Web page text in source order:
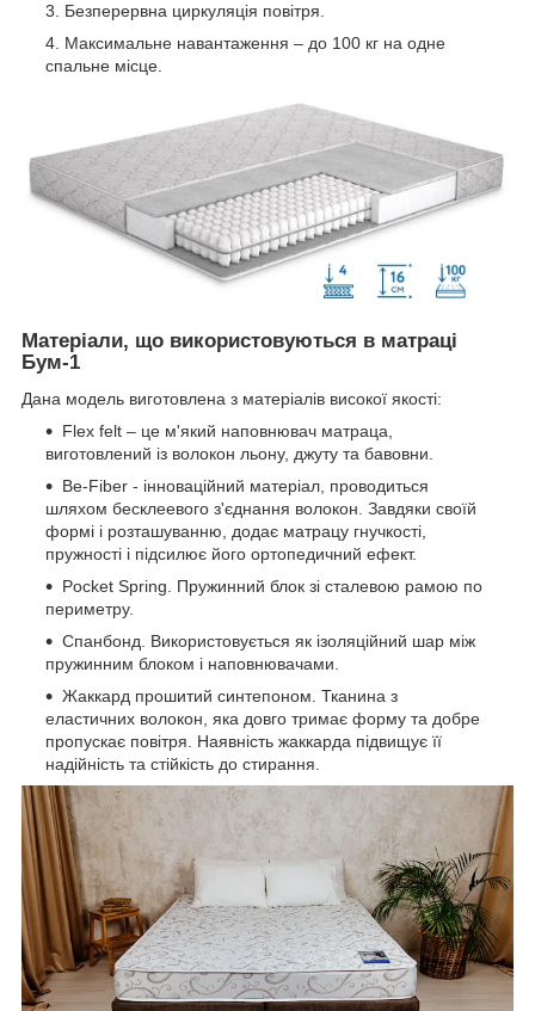
Безперервна циркуляція повітря.
Максимальне навантаження – до 100 кг на одне
спальне місце.
Матеріали, що використовуються в матраці
Бум-1
Дана модель виготовлена ​​з матеріалів високої якості:
Flex felt – це м'який наповнювач матраца,
виготовлений із волокон льону, джуту та бавовни.
Be-Fiber - інноваційний матеріал, проводиться
шляхом бесклеевого з'єднання волокон. Завдяки своїй
формі і розташуванню, додає матрацу гнучкості,
пружності і підсилює його ортопедичний ефект.
Pocket Spring. Пружинний блок зі сталевою рамою по
периметру.
Спанбонд. Використовується як ізоляційний шар між
пружинним блоком і наповнювачами.
Жаккард прошитий синтепоном. Тканина з
еластичних волокон, яка довго тримає форму та добре
пропускає повітря. Наявність жаккарда підвищує її
надійність та стійкість до стирання.